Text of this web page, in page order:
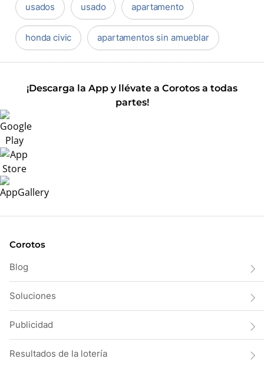
usados usado apartamento
honda civic apartamentos sin amueblar
¡Descarga la App y llévate a Corotos a todas
partes!
Corotos
Blog
Soluciones
Publicidad
Resultados de la lotería